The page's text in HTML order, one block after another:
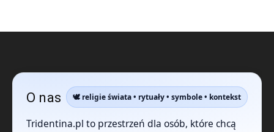
O nas 🕊️ religie świata • rytuały • symbole • kontekst
Tridentina.pl to przestrzeń dla osób, które chcą